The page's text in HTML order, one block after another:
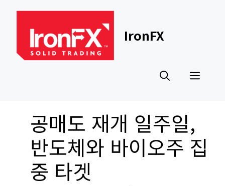
content
IronFX
공매도 재개 일주일,
반도체와 바이오주 집
중 타겟